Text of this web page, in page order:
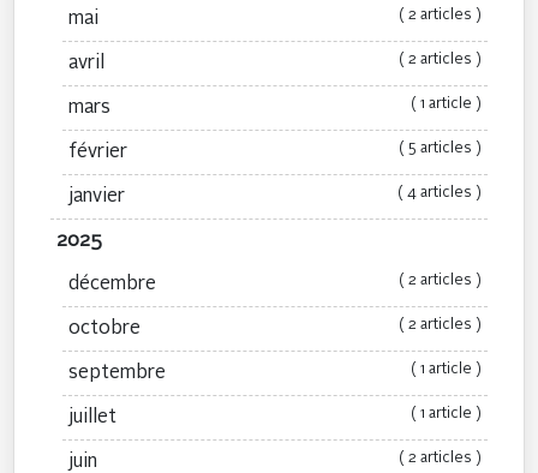
mai ( 2 articles )
avril ( 2 articles )
mars ( 1 article )
février ( 5 articles )
janvier ( 4 articles )
2025
décembre ( 2 articles )
octobre ( 2 articles )
septembre ( 1 article )
juillet ( 1 article )
juin ( 2 articles )